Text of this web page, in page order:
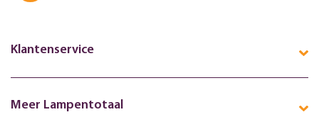
Klantenservice
Meer Lampentotaal